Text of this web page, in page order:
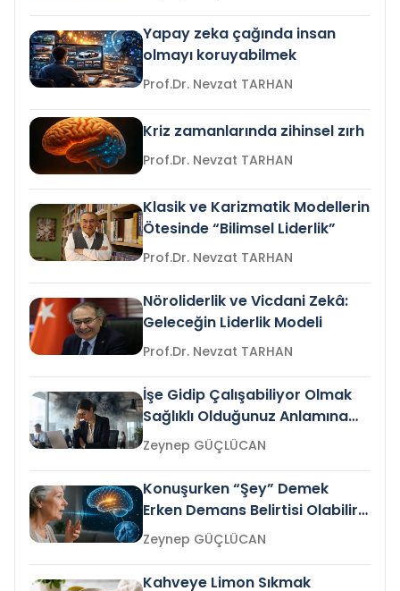
Yapay zeka çağında insan
olmayı koruyabilmek
Prof.Dr. Nevzat TARHAN
Kriz zamanlarında zihinsel zırh
Prof.Dr. Nevzat TARHAN
Klasik ve Karizmatik Modellerin
Ötesinde “Bilimsel Liderlik”
Prof.Dr. Nevzat TARHAN
Nöroliderlik ve Vicdani Zekâ:
Geleceğin Liderlik Modeli
Prof.Dr. Nevzat TARHAN
İşe Gidip Çalışabiliyor Olmak
Sağlıklı Olduğunuz Anlamına
Gelir mi?Zeynep GÜÇLÜCAN
Konuşurken “Şey” Demek
Erken Demans Belirtisi Olabilir
mi?
Zeynep GÜÇLÜCAN
Kahveye Limon Sıkmak